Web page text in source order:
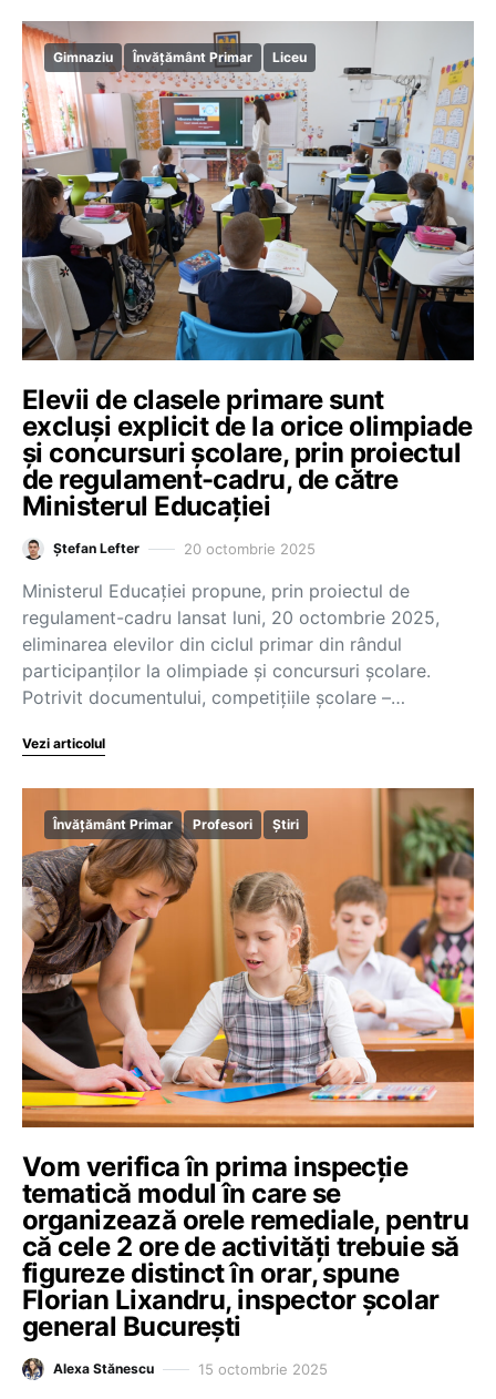
Gimnaziu Învățământ Primar Liceu
Elevii de clasele primare sunt
excluși explicit de la orice olimpiade
și concursuri școlare, prin proiectul
de regulament-cadru, de către
Ministerul Educației
Ștefan Lefter 20 octombrie 2025
Ministerul Educației propune, prin proiectul de
regulament-cadru lansat luni, 20 octombrie 2025,
eliminarea elevilor din ciclul primar din rândul
participanților la olimpiade și concursuri școlare.
Potrivit documentului, competițiile școlare –…
Vezi articolul
Învățământ Primar Profesori Știri
Vom verifica în prima inspecție
tematică modul în care se
organizează orele remediale, pentru
că cele 2 ore de activități trebuie să
figureze distinct în orar, spune
Florian Lixandru, inspector școlar
general București
Alexa Stănescu 15 octombrie 2025